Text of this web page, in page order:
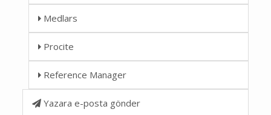
Medlars
Procite
Reference Manager
Yazara e-posta gönder